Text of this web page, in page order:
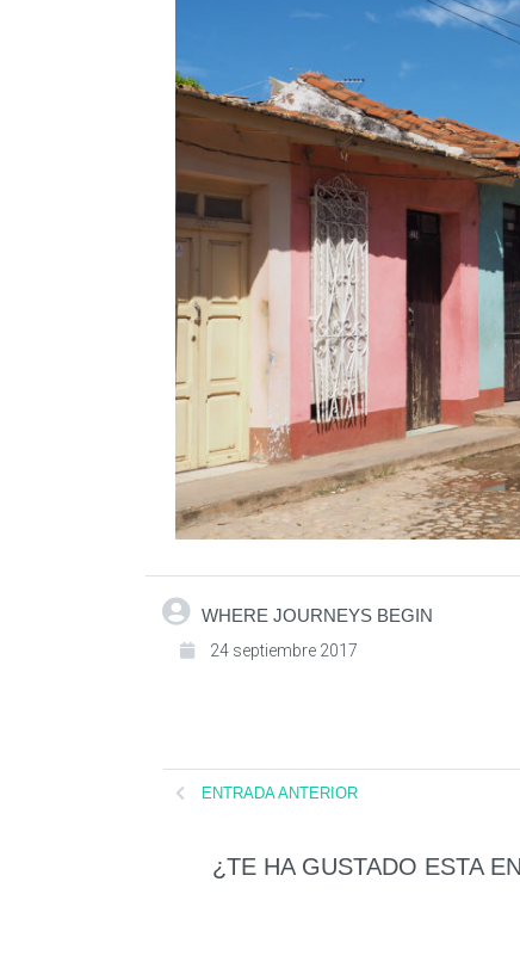
WHERE JOURNEYS BEGIN
24 septiembre 2017
ENTRADA ANTERIOR
¿TE HA GUSTADO ESTA